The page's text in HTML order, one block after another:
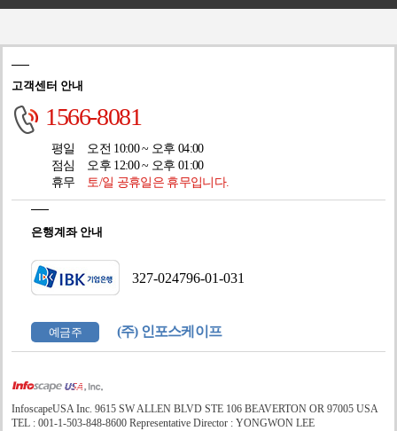
고객센터 안내
1566-8081
평일
오전 10:00 ~ 오후 04:00
점심
오후 12:00 ~ 오후 01:00
휴무
토/일 공휴일은 휴무입니다.
은행계좌 안내
327-024796-01-031
예금주 (주) 인포스케이프
InfoscapeUSA Inc. 9615 SW ALLEN BLVD STE 106 BEAVERTON OR 97005 USA
TEL : 001-1-503-848-8600 Representative Director : YONGWON LEE